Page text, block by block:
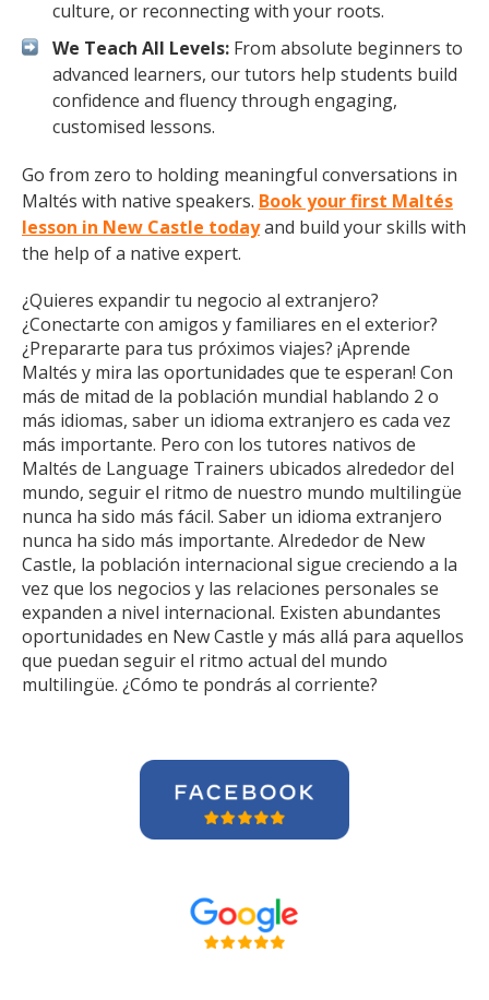
culture, or reconnecting with your roots.
We Teach All Levels: From absolute beginners to
advanced learners, our tutors help students build
confidence and fluency through engaging,
customised lessons.
Go from zero to holding meaningful conversations in
Maltés with native speakers. Book your first Maltés
lesson in New Castle todayand build your skills with
the help of a native expert.
¿Quieres expandir tu negocio al extranjero?
¿Conectarte con amigos y familiares en el exterior?
¿Prepararte para tus próximos viajes? ¡Aprende
Maltés y mira las oportunidades que te esperan! Con
más de mitad de la población mundial hablando 2 o
más idiomas, saber un idioma extranjero es cada vez
más importante. Pero con los tutores nativos de
Maltés de Language Trainers ubicados alrededor del
mundo, seguir el ritmo de nuestro mundo multilingüe
nunca ha sido más fácil. Saber un idioma extranjero
nunca ha sido más importante. Alrededor de New
Castle, la población internacional sigue creciendo a la
vez que los negocios y las relaciones personales se
expanden a nivel internacional. Existen abundantes
oportunidades en New Castle y más allá para aquellos
que puedan seguir el ritmo actual del mundo
multilingüe. ¿Cómo te pondrás al corriente?